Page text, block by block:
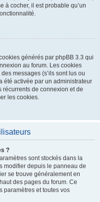
à cocher, il est probable qu’un
générés par phpBB 3.3 qui
au forum. Les cookies
messages (s’ils sont lus ou
été activée par un administrateur
récurrents de connexion et de
les cookies.
?
sont stockés dans la
modifier depuis le panneau de
se trouve généralement en
des pages du forum. Ce
paramètres et toutes vos